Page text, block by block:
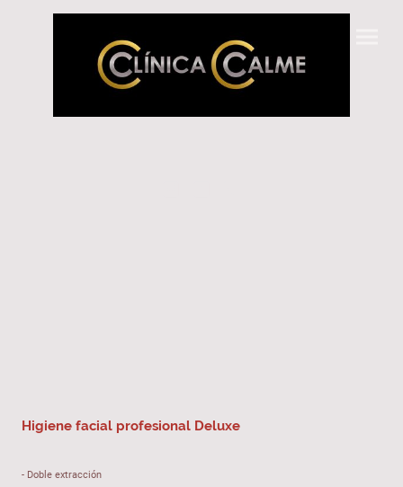
Higiene facial profesional Deluxe
- Doble extracción